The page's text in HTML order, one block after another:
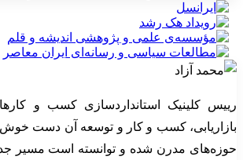
رییس کلینیک استانداردسازی کسب و
بازاریابی، کسب و کار و توسعه آن دست
حوزه‌های مدرن شده و توانسته است مسیر جدید